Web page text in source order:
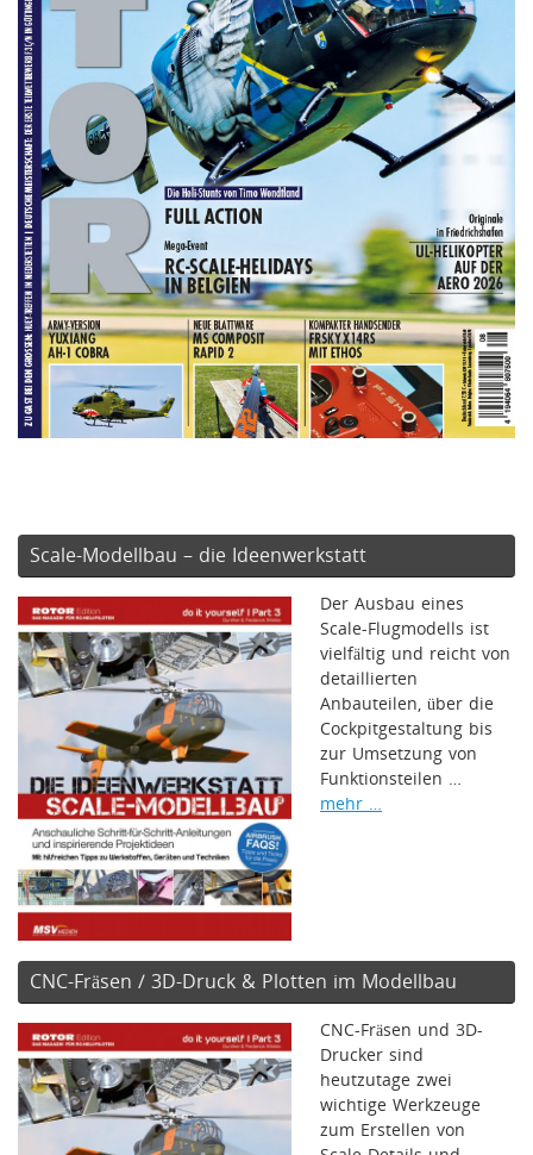
Scale-Modellbau – die Ideenwerkstatt
Der Ausbau eines
Scale-Flugmodells ist
vielfältig und reicht von
detaillierten
Anbauteilen, über die
Cockpitgestaltung bis
zur Umsetzung von
Funktionsteilen …
mehr …
CNC-Fräsen / 3D-Druck & Plotten im Modellbau
CNC-Fräsen und 3D-
Drucker sind
heutzutage zwei
wichtige Werkzeuge
zum Erstellen von